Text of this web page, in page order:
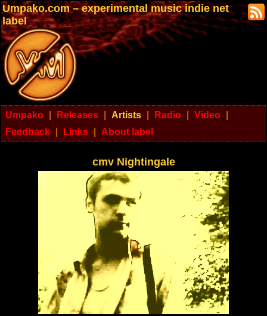
Umpako.com – experimental music indie net
label
Umpako Releases Artists Radio Video
Feedback
Links About label
cmv Nightingale